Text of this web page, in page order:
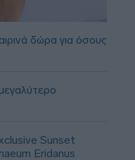
δώρα για όσους
Sunset
Eridanus